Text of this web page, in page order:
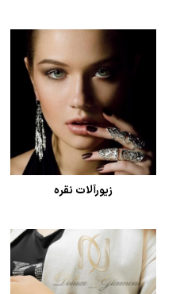
زیورآلات نقره